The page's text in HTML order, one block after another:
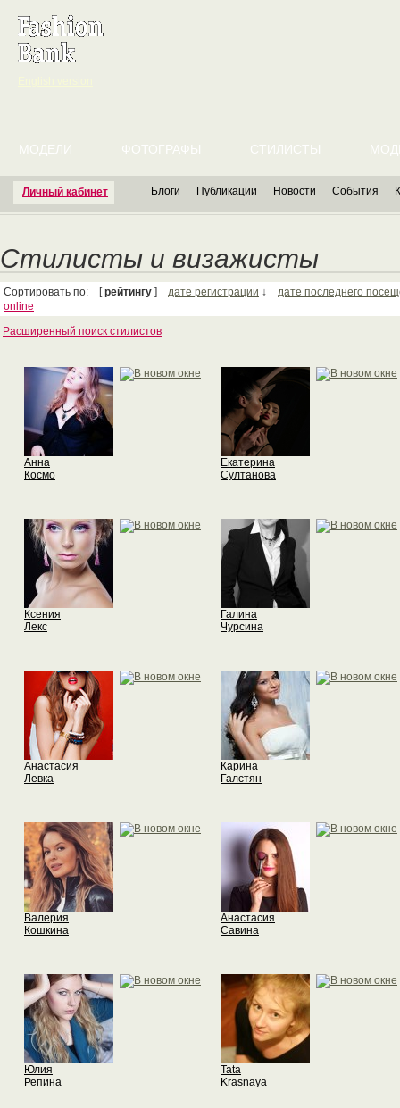
Личный кабинет
МОДЕЛИ ФОТОГРАФЫ СТИЛИСТЫ
Блоги Публикации Новости События
Стилисты и визажисты
Сортировать по: [рейтингу ] дате регистрации ↓ дате последнего
online
Расширенный поиск стилистов
Анна
Космо
Екатерина
Султанова
Ксения
Лекс
Галина
Чурсина
Анастасия
Левка
Карина
Галстян
Валерия
Кошкина
Анастасия
Савина
Юлия
Репина
Tata
Krasnaya